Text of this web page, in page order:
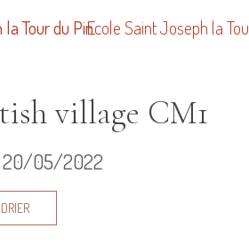
Ecole Saint Joseph la
village CM1
20/05/2022